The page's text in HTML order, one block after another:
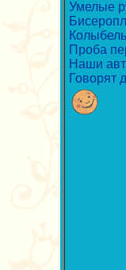
Умелые
Проба
Наши
Говорят